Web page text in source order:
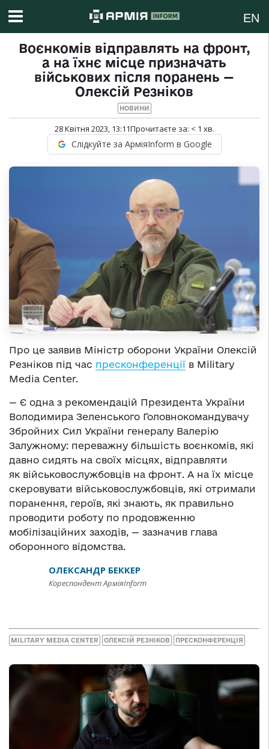
EN
Воєнкомів відправлять на фронт,
а на їхнє місце призначать
військових після поранень —
Олексій Резніков
НОВИНИ
28 Квітня 2023, 13:11Прочитаєте за: < 1 хв.
Слідкуйте за АрміяInform в Google
Про це заявив Міністр оборони України Олексій
Резніков під час пресконференції в Military
Mеdia Center.
— Є одна з рекомендацій Президента України
Володимира Зеленського Головнокомандувачу
Збройних Сил України генералу Валерію
Залужному: переважну більшість воєнкомів, які
давно сидять на своїх місцях, відправляти
як військовослужбовців на фронт. А на їх місце
скеровувати військовослужбовців, які отримали
поранення, героїв, які знають, як правильно
проводити роботу по продовженню
мобілізаційних заходів, — зазначив глава
оборонного відомства.
ОЛЕКСАНДР БЕККЕР
Кореспондент АрміяInform
MILITARY MEDIA CENTER ОЛЕКСІЙ РЕЗНІКОВ ПРЕСКОНФЕРЕНЦІЯ